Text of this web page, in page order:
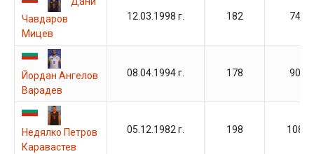
Чавдаров
Мицев
12.03.1998 г. 182 74
Йордан Ангелов
Варадев
08.04.1994 г. 178 90
Недялко Петров
Каравастев
05.12.1982 г. 198 108